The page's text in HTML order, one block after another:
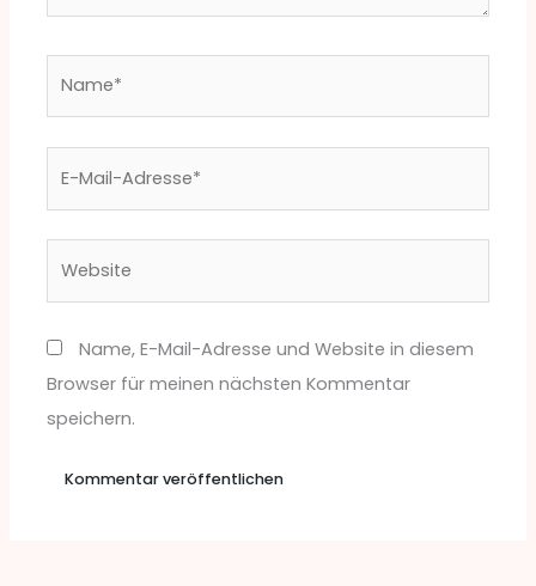
Name, E-Mail-Adresse und Website in diesem
Browser für meinen nächsten Kommentar
speichern.